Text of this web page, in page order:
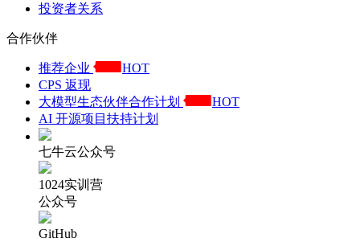
投资者关系
合作伙伴
推荐企业
HOT
CPS 返现
大模型生态伙伴合作计划
HOT
AI 开源项目扶持计划
七牛云公众号
1024实训营
公众号
GitHub